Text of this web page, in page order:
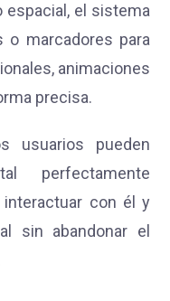
el sistema
o marcadores para
animaciones
precisa.
usuarios pueden
perfectamente
con él y
sin abandonar el